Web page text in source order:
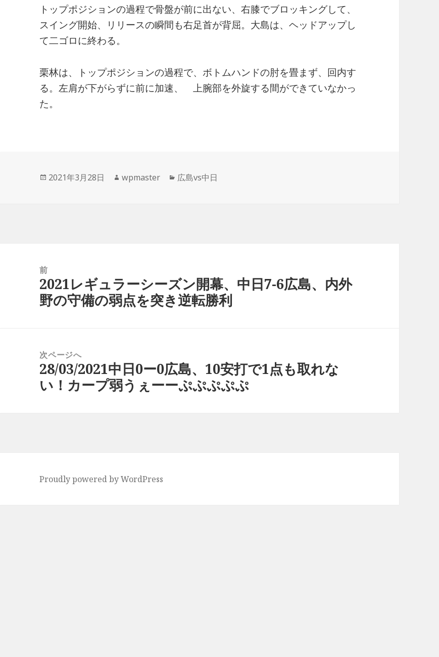
トップポジションの過程で骨盤が前に出ない、右膝でブロッキングして、
スイング開始、リリースの瞬間も右足首が背屈。大島は、ヘッドアップし
て二ゴロに終わる。
栗林は、トップポジションの過程で、ボトムハンドの肘を畳まず、回内す
る。左肩が下がらずに前に加速、 上腕部を外旋する間ができていなかっ
た。
投
2021年3月28日
作
wpmaster
カ
広島vs中日
前
前
の
2021レギュラーシーズン開幕、中日7-6広島、内外
野の守備の弱点を突き逆転勝利
次ページへ
次
の
28/03/2021中日0ー0広島、10安打で1点も取れな
い！カープ弱うぇーーぷぷぷぷぷ
Proudly powered by WordPress